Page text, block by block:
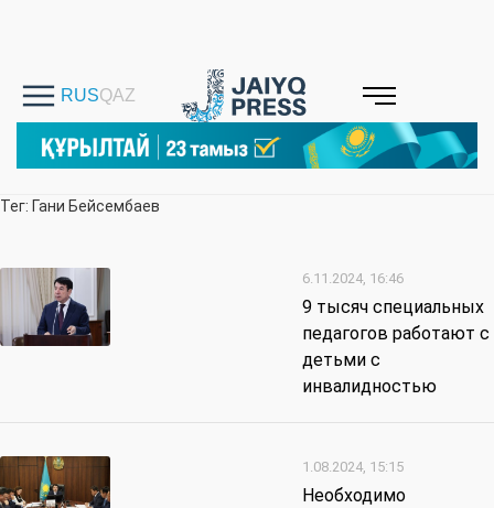
Тег: Гани Бейсембаев
6.11.2024, 16:46
9 тысяч специальных
педагогов работают с
детьми с
инвалидностью
1.08.2024, 15:15
Необходимо